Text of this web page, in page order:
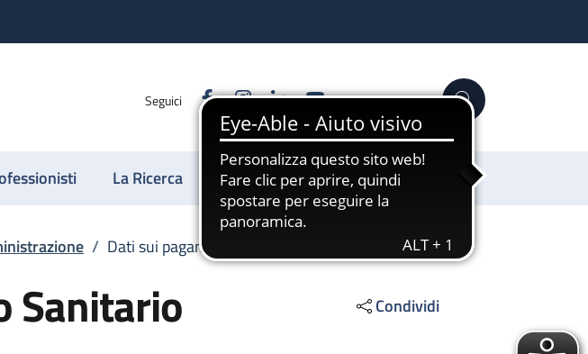
Seguici FacebookInstagram
LinkedinYouTube Cerca
La Ricerca Sostienici
/ Dati sui pagamenti del Servizio Sanitario Nazionale
Sanitario Condividi